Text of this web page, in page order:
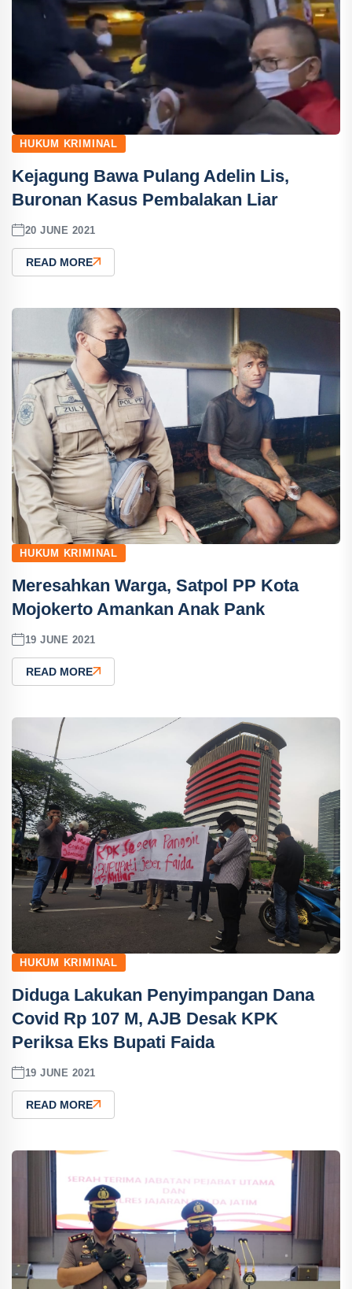
HUKUM KRIMINAL
Kejagung Bawa Pulang Adelin Lis,
Buronan Kasus Pembalakan Liar
20 JUNE 2021
READ MORE
HUKUM KRIMINAL
Meresahkan Warga, Satpol PP Kota
Mojokerto Amankan Anak Pank
19 JUNE 2021
READ MORE
HUKUM KRIMINAL
Diduga Lakukan Penyimpangan Dana
Covid Rp 107 M, AJB Desak KPK
Periksa Eks Bupati Faida
19 JUNE 2021
READ MORE